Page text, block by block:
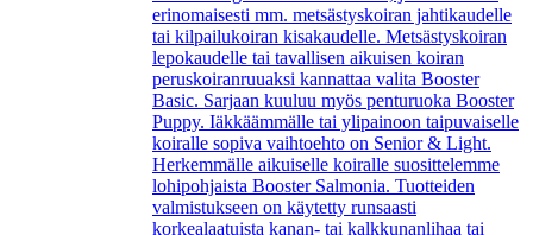
erinomaisesti mm. metsästyskoiran jahtikaudelle
tai kilpailukoiran kisakaudelle. Metsästyskoiran
lepokaudelle tai tavallisen aikuisen koiran
peruskoiranruuaksi kannattaa valita Booster
Basic. Sarjaan kuuluu myös penturuoka Booster
Puppy. Iäkkäämmälle tai ylipainoon taipuvaiselle
koiralle sopiva vaihtoehto on Senior & Light.
Herkemmälle aikuiselle koiralle suosittelemme
lohipohjaista Booster Salmonia. Tuotteiden
valmistukseen on käytetty runsaasti
korkealaatuista kanan- tai kalkkunanlihaa tai